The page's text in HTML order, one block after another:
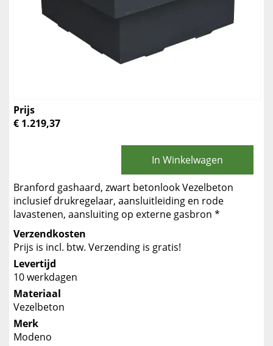
Prijs
€ 1.219,37
In Winkelwagen
Branford gashaard, zwart betonlook Vezelbeton
inclusief drukregelaar, aansluitleiding en rode
lavastenen, aansluiting op externe gasbron *
Verzendkosten
Prijs is incl. btw. Verzending is gratis!
Levertijd
10 werkdagen
Materiaal
Vezelbeton
Merk
Modeno